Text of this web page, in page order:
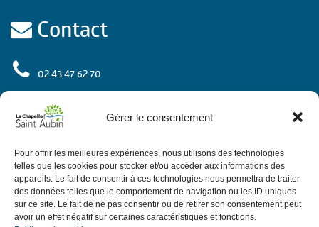
Gérer le consentement
Pour offrir les meilleures expériences, nous utilisons des technologies
telles que les cookies pour stocker et/ou accéder aux informations des
appareils. Le fait de consentir à ces technologies nous permettra de traiter
des données telles que le comportement de navigation ou les ID uniques
sur ce site. Le fait de ne pas consentir ou de retirer son consentement peut
avoir un effet négatif sur certaines caractéristiques et fonctions.
Contact
02 43 47 62 70
rue de l'Europe
72 650 La Chapelle Saint Aubin
Contactez-nous
Horaires